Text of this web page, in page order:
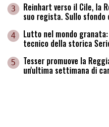
3 Reinhart verso il Cile, la
suo regista. Sullo
4 Lutto nel mondo
tecnico della storica
5 Tesser promuove la
un'ultima settimana di